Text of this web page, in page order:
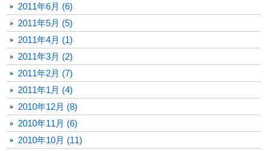
2011年6月 (6)
2011年5月 (5)
2011年4月 (1)
2011年3月 (2)
2011年2月 (7)
2011年1月 (4)
2010年12月 (8)
2010年11月 (6)
2010年10月 (11)